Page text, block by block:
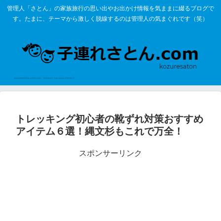
管理人「さとん」の家族旅行の思い出やお出かけ情報を気ままに綴るブログで
す。たまに、テーマから激しく脱線するのは管理人の気まぐれです（笑）
トレッキング初心者の靴ずれ対策おすすめ
アイテム６選！縄文杉もこれで万全！
スポンサーリンク